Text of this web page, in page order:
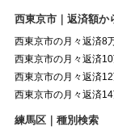
西東京市｜返済額か
西東京市の月々返済8
西東京市の月々返済
西東京市の月々返済
西東京市の月々返済
練馬区｜種別検索